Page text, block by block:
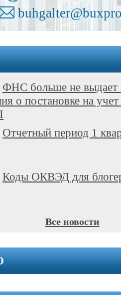
ФНС больше не выдает
о постановке на
Отчетный период 1
Коды ОКВЭД для
Все новости